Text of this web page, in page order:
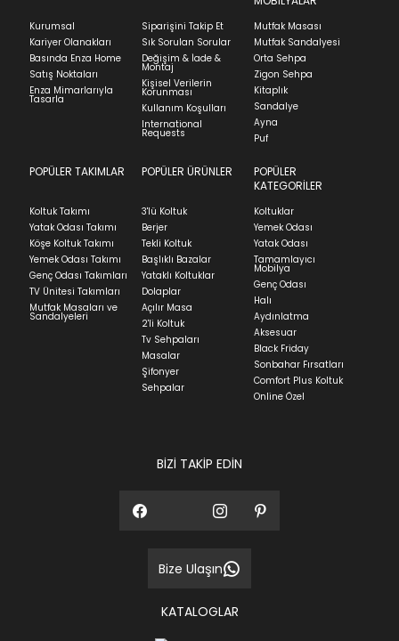
Kurumsal
Kariyer Olanakları
Basında Enza Home
Satış Noktaları
Enza Mimarlarıyla
Tasarla
Siparişini Takip Et
Sık Sorulan Sorular
Değişim & İade &
Montaj
Kişisel Verilerin
Korunması
Kullanım Koşulları
International
Requests
Mutfak Masası
Mutfak Sandalyesi
Orta Sehpa
Zigon Sehpa
Kitaplık
Sandalye
Ayna
Puf
POPÜLER TAKIMLAR
Koltuk Takımı
Yatak Odası Takımı
Köşe Koltuk Takımı
Yemek Odası Takımı
Genç Odası Takımları
TV Ünitesi Takımları
Mutfak Masaları ve
Sandalyeleri
POPÜLER ÜRÜNLER
3'lü Koltuk
Berjer
Tekli Koltuk
Başlıklı Bazalar
Yataklı Koltuklar
Dolaplar
Açılır Masa
2'li Koltuk
Tv Sehpaları
Masalar
Şifonyer
Sehpalar
POPÜLER
KATEGORİLER
Koltuklar
Yemek Odası
Yatak Odası
Tamamlayıcı
Mobilya
Genç Odası
Halı
Aydınlatma
Aksesuar
Black Friday
Sonbahar Fırsatları
Comfort Plus Koltuk
Online Özel
BİZİ TAKİP EDİN
Bize Ulaşın
KATALOGLAR